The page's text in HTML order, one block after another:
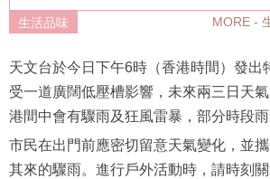
生活品味 MORE -
天文台於今日下午6時（香港時間）發出
受一道廣闊低壓槽影響，未來兩三日天
港間中會有驟雨及狂風雷暴，部分時段雨
市民在出門前應密切留意天氣變化，並
其來的驟雨。進行戶外活動時，請時刻